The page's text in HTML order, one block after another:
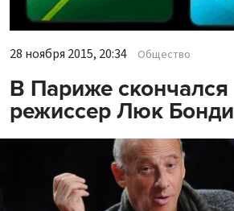
28 ноября 2015, 20:34 Общество
В Париже скончался
режиссер Люк Бонди